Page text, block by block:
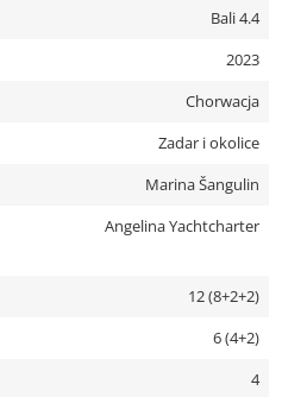
Bali 4.4
2023
Chorwacja
Zadar i okolice
Marina Šangulin
Angelina Yachtcharter
12 (8+2+2)
6 (4+2)
4